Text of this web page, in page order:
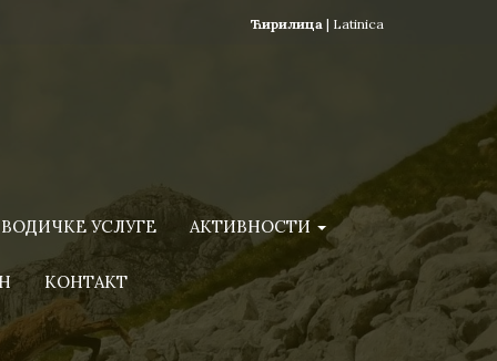
Ћирилица | Latinica
ВОДИЧКЕ УСЛУГЕ АКТИВНОСТИ
КОНТАКТ